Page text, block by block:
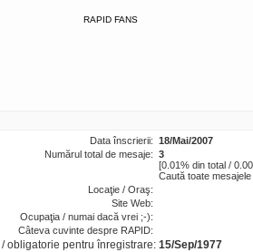
RAPID FANS
Data înscrierii: 18/Mai/2007
Numărul total de mesaje: 3
[0.01% din total /
Caută toate
Locaţie / Oraş:
Site Web:
Ocupaţia / numai dacă vrei ;-):
Câteva cuvinte despre RAPID:
obligatorie pentru înregistrare: 15/Sep/1977